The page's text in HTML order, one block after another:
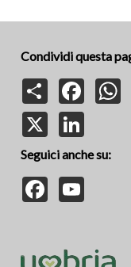
Condividi questa
Share
Seguici anche su:
Facebook